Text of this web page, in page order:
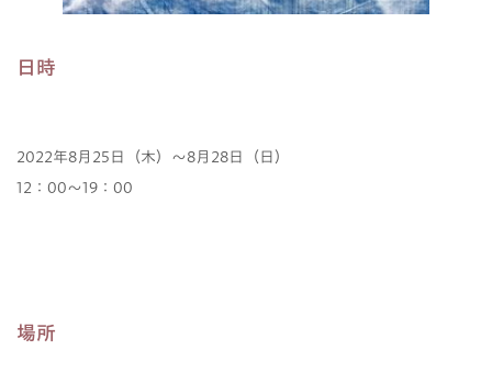
日時
2022年8月25日（木）～8月28日（日）
12：00～19：00
場所